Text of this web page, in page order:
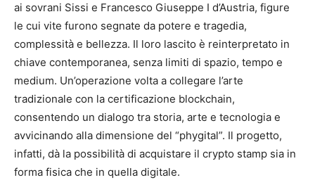
ai sovrani Sissi e Francesco Giuseppe I d’Austria, figure
le cui vite furono segnate da potere e tragedia,
complessità e bellezza. Il loro lascito è reinterpretato in
chiave contemporanea, senza limiti di spazio, tempo e
medium. Un’operazione volta a collegare l’arte
tradizionale con la certificazione blockchain,
consentendo un dialogo tra storia, arte e tecnologia e
avvicinando alla dimensione del “phygital”. Il progetto,
infatti, dà la possibilità di acquistare il crypto stamp sia in
forma fisica che in quella digitale.